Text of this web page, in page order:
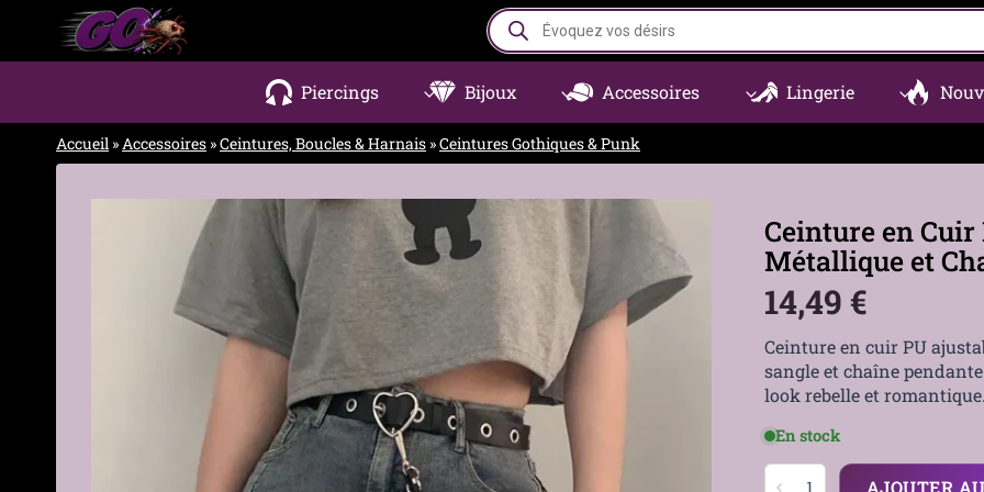
contenu
Recherche
de
produits
Piercings
Bijoux Accessoires Lingerie
Accueil »Accessoires »Ceintures, Boucles & Harnais »Ceintures Gothiques & Punk
Ceinture en
Métallique et
14,49 €
Ceinture en cuir PU
sangle et chaîne
look rebelle et
En stock
quantité
AJOUTER